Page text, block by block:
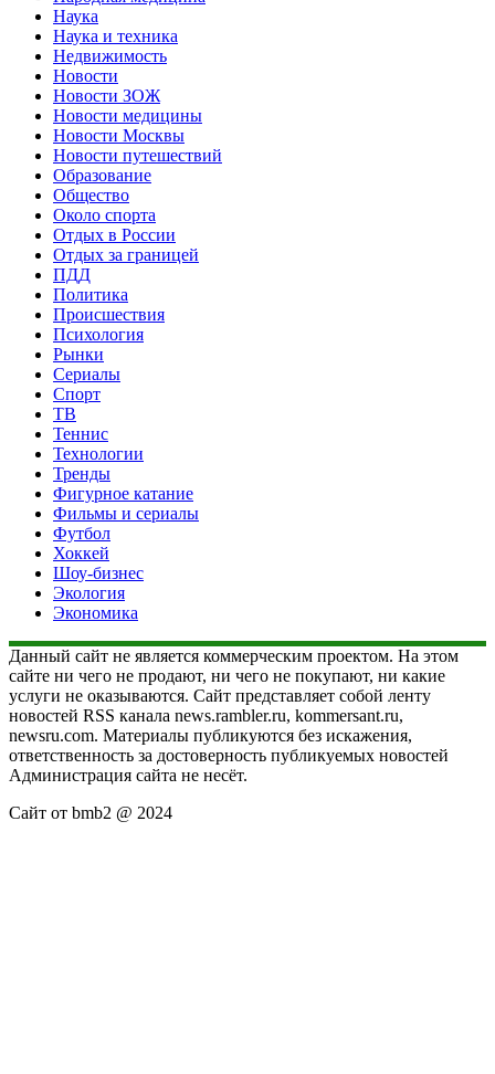
Наука
Наука и техника
Недвижимость
Новости
Новости ЗОЖ
Новости медицины
Новости Москвы
Новости путешествий
Образование
Общество
Около спорта
Отдых в России
Отдых за границей
ПДД
Политика
Происшествия
Психология
Рынки
Сериалы
Спорт
ТВ
Теннис
Технологии
Тренды
Фигурное катание
Фильмы и сериалы
Футбол
Хоккей
Шоу-бизнес
Экология
Экономика
Данный сайт не является коммерческим проектом. На этом
сайте ни чего не продают, ни чего не покупают, ни какие
услуги не оказываются. Сайт представляет собой ленту
новостей RSS канала news.rambler.ru, kommersant.ru,
newsru.com. Материалы публикуются без искажения,
ответственность за достоверность публикуемых новостей
Администрация сайта не несёт.
Сайт от bmb2 @ 2024